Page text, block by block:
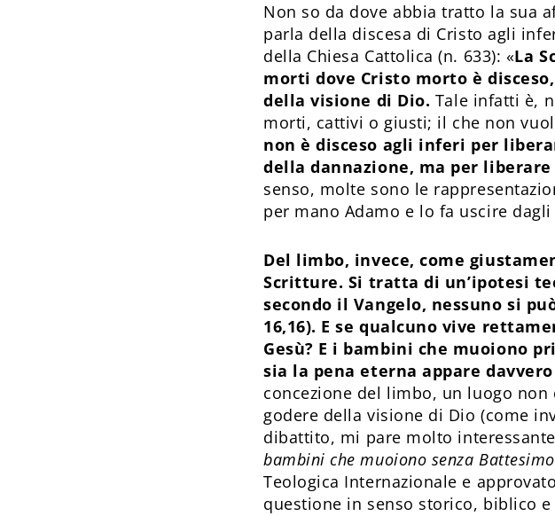
Non so da dove abbia tratto la sua
parla della discesa di Cristo agli
della Chiesa Cattolica (n. 633): «La
morti dove Cristo morto è
della visione di Dio. Tale infatti è,
morti, cattivi o giusti; il che non
non è disceso agli inferi per
della dannazione, ma per
senso, molte sono le
per mano Adamo e lo fa uscire
Del limbo, invece, come
Scritture. Si tratta di un’ipotesi
secondo il Vangelo, nessuno si
16,16). E se qualcuno vive
Gesù? E i bambini che muoiono
sia la pena eterna appare
concezione del limbo, un luogo
godere della visione di Dio (come
dibattito, mi pare molto
bambini che muoiono senza Battesimo
Teologica Internazionale e
questione in senso storico, biblico